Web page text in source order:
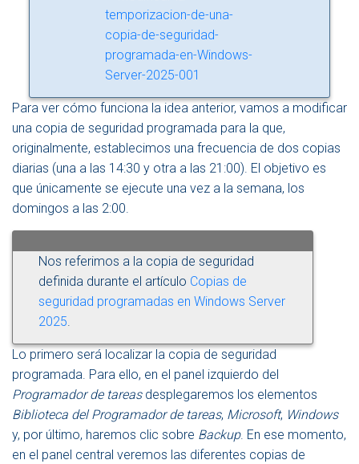
Para ver cómo funciona la idea anterior, vamos a modificar
una copia de seguridad programada para la que,
originalmente, establecimos una frecuencia de dos copias
diarias (una a las 14:30 y otra a las 21:00). El objetivo es
que únicamente se ejecute una vez a la semana, los
domingos a las 2:00.
Nos referimos a la copia de seguridad
definida durante el artículo Copias de
seguridad programadas en Windows Server
2025.
Lo primero será localizar la copia de seguridad
programada. Para ello, en el panel izquierdo del
Programador de tareasdesplegaremos los elementos
Biblioteca del Programador de tareas, Microsoft, Windows
y, por último, haremos clic sobre Backup. En ese momento,
en el panel central veremos las diferentes copias de